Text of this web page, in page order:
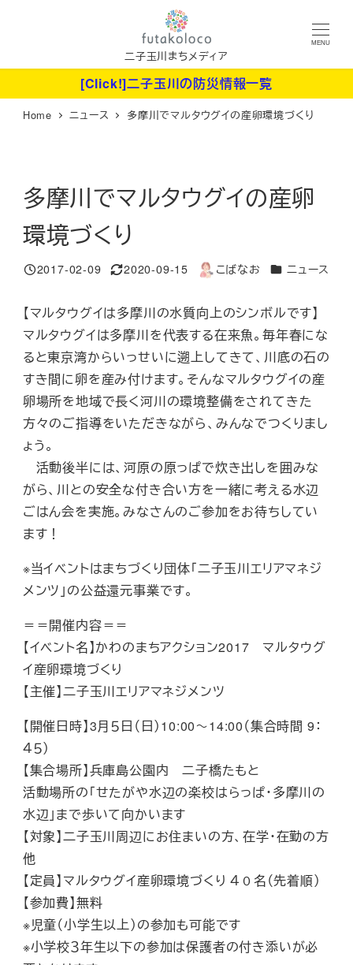
ン
二子玉川まちメディア
MENU
[Click!]二子玉川の防災情報一覧
Home ニュース 多摩川でマルタウグイの産卵環境づくり
多摩川でマルタウグイの産卵
環境づくり
投稿日
2017-02-09
更新日
2020-09-15
著
こばなお カテゴリー
ニュース
【マルタウグイは多摩川の水質向上のシンボルです】
マルタウグイは多摩川を代表する在来魚。毎年春にな
ると東京湾からいっせいに遡上してきて、川底の石の
すき間に卵を産み付けます。そんなマルタウグイの産
卵場所を地域で長く河川の環境整備をされてきた
方々のご指導をいただきながら、みんなでつくりまし
ょう。
活動後半には、河原の原っぱで炊き出しを囲みな
がら、川との安全な付き合い方を一緒に考える水辺
ごはん会を実施。みなさんのご参加をお待ちしてい
ます！
※当イベントはまちづくり団体「二子玉川エリアマネジ
メンツ」の公益還元事業です。
＝＝開催内容＝＝
【イベント名】かわのまちアクション2017 マルタウグ
イ産卵環境づくり
【主催】二子玉川エリアマネジメンツ
【開催日時】3月５日（日）10:00～14:00（集合時間 9：
４５）
【集合場所】兵庫島公園内 二子橋たもと
活動場所の「せたがや水辺の楽校はらっぱ・多摩川の
水辺」まで歩いて向かいます
【対象】二子玉川周辺にお住まいの方、在学・在勤の方
他
【定員】マルタウグイ産卵環境づくり ４０名（先着順）
【参加費】無料
※児童（小学生以上）の参加も可能です
※小学校３年生以下の参加は保護者の付き添いが必